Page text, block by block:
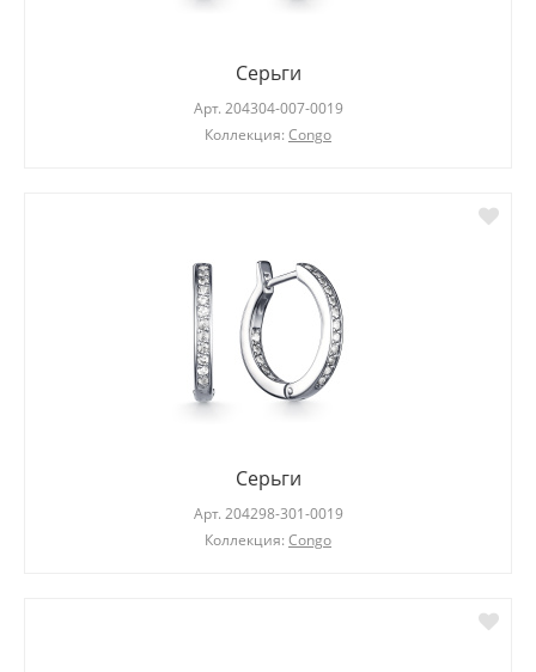
Серьги
Арт. 204304-007-0019
Коллекция: Congo
Серьги
Арт. 204298-301-0019
Коллекция: Congo